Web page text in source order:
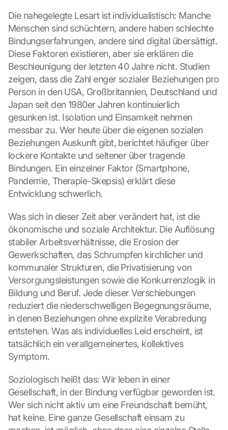
Die nahegelegte Lesart ist individualistisch: Manche
Menschen sind schüchtern, andere haben schlechte
Bindungserfahrungen, andere sind digital übersättigt.
Diese Faktoren existieren, aber sie erklären die
Beschleunigung der letzten 40 Jahre nicht. Studien
zeigen, dass die Zahl enger sozialer Beziehungen pro
Person in den USA, Großbritannien, Deutschland und
Japan seit den 1980er Jahren kontinuierlich
gesunken ist. Isolation und Einsamkeit nehmen
messbar zu. Wer heute über die eigenen sozialen
Beziehungen Auskunft gibt, berichtet häufiger über
lockere Kontakte und seltener über tragende
Bindungen. Ein einzelner Faktor (Smartphone,
Pandemie, Therapie-Skepsis) erklärt diese
Entwicklung schwerlich.
Was sich in dieser Zeit aber verändert hat, ist die
ökonomische und soziale Architektur. Die Auflösung
stabiler Arbeitsverhältnisse, die Erosion der
Gewerkschaften, das Schrumpfen kirchlicher und
kommunaler Strukturen, die Privatisierung von
Versorgungsleistungen sowie die Konkurrenzlogik in
Bildung und Beruf. Jede dieser Verschiebungen
reduziert die niederschwelligen Begegnungsräume,
in denen Beziehungen ohne explizite Verabredung
entstehen. Was als individuelles Leid erscheint, ist
tatsächlich ein verallgemeinertes, kollektives
Symptom.
Soziologisch heißt das: Wir leben in einer
Gesellschaft, in der Bindung verfügbar geworden ist.
Wer sich nicht aktiv um eine Freundschaft bemüht,
hat keine. Eine ganze Gesellschaft einsam zu